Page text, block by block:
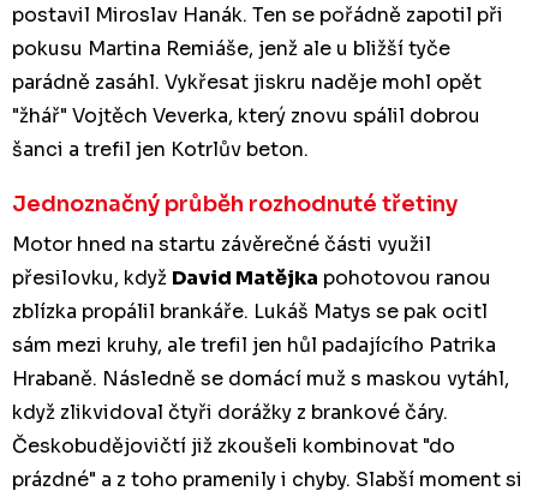
postavil Miroslav Hanák. Ten se pořádně zapotil při
pokusu Martina Remiáše, jenž ale u bližší tyče
parádně zasáhl. Vykřesat jiskru naděje mohl opět
"žhář" Vojtěch Veverka, který znovu spálil dobrou
šanci a trefil jen Kotrlův beton.
Jednoznačný průběh rozhodnuté třetiny
Motor hned na startu závěrečné části využil
přesilovku, když David Matějka pohotovou ranou
zblízka propálil brankáře. Lukáš Matys se pak ocitl
sám mezi kruhy, ale trefil jen hůl padajícího Patrika
Hrabaně. Následně se domácí muž s maskou vytáhl,
když zlikvidoval čtyři dorážky z brankové čáry.
Českobudějovičtí již zkoušeli kombinovat "do
prázdné" a z toho pramenily i chyby. Slabší moment si